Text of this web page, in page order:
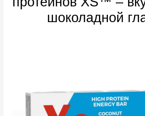
шоколадной